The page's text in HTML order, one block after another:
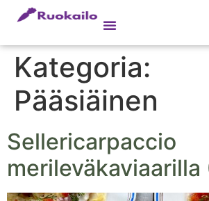
Kategoria:
Pääsiäinen
Sellericarpaccio
merileväkaviaarilla